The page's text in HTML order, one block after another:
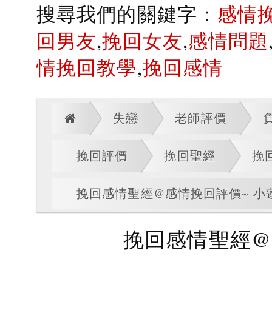
搜尋我們的關鍵字： 感情
回男友,挽回女友,感情問題
情挽回教學,挽回感情
失戀 老師評價
挽回評價 挽回聖經 挽
挽回感情聖經@感情挽回評價~ 小
挽回感情聖經